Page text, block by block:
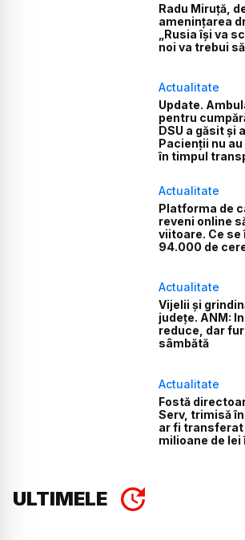
Radu Miruță,
amenințarea
„Rusia își va
noi va trebui
Actualitate
Update.
pentru
DSU a găsit și
Pacienții nu
în timpul
Actualitate
Platforma de
reveni online
viitoare. Ce se
94.000 de
Actualitate
Vijelii și
județe. ANM:
reduce, dar
sâmbătă
Actualitate
Fostă
Serv, trimisă
ar fi
milioane de
ULTIMELE